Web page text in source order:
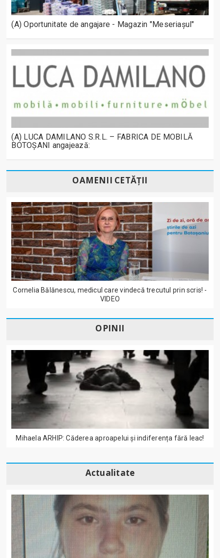
(A) Oportunitate de angajare - Magazin "Meseriașul"
(A) LUCA DAMILANO S.R.L. – FABRICA DE MOBILĂ
BOTOȘANI angajează:
OAMENII CETĂȚII
Cornelia Bălănescu, medicul care vindecă trecutul prin scris! -
VIDEO
OPINII
Mihaela ARHIP: Căderea aproapelui și indiferența fără leac!
Actualitate